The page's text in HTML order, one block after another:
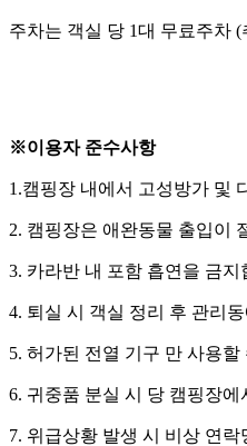
주차는 객실 당 1대 무료주차
※이용자 준수사항
1.캠핑장 내에서 고성방가 및
2. 캠핑장은 애완동물 출입이
3. 카라반 내 포함 흡연을 금지
4. 퇴실 시 객실 정리 후 관리
5. 허가된 전열 기구 만 사용
6. 귀중품 분실 시 당 캠핑장
7. 위급상황 발생 시 비상 연